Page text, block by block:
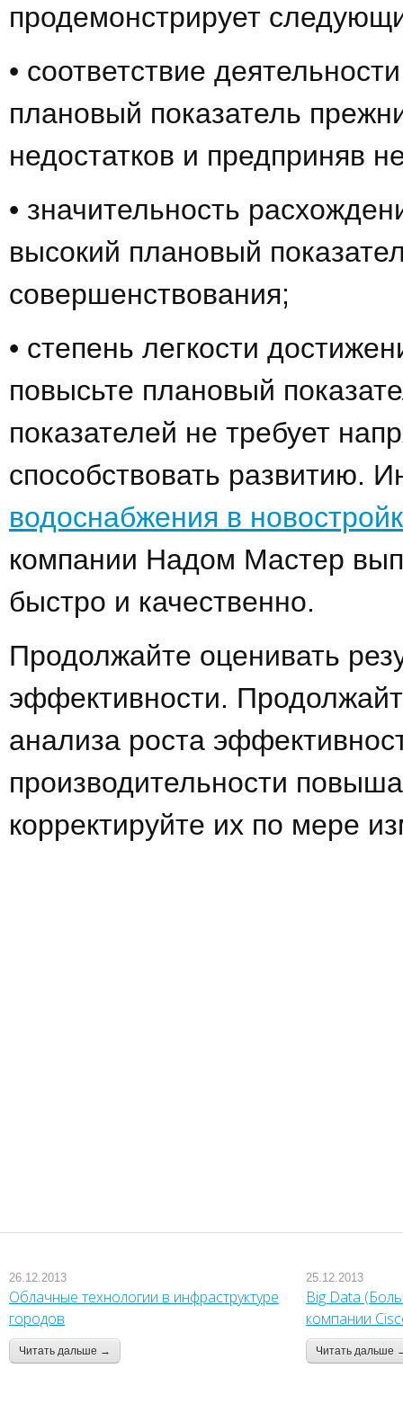
продемонстрирует
• соответствие
плановый показатель
недостатков и предприняв
• значительность
высокий плановый
совершенствования;
• степень легкости
повысьте плановый
показателей не требует
способствовать развитию.
водоснабжения в
компании Надом Мастер
быстро и качественно.
Продолжайте оценивать
эффективности.
анализа роста
производительности
корректируйте их по мере
26.12.2013
Облачные технологии в инфраструктуре
городов
Читать дальше →
25.12.2013
Big Data
компании
Читать дальше